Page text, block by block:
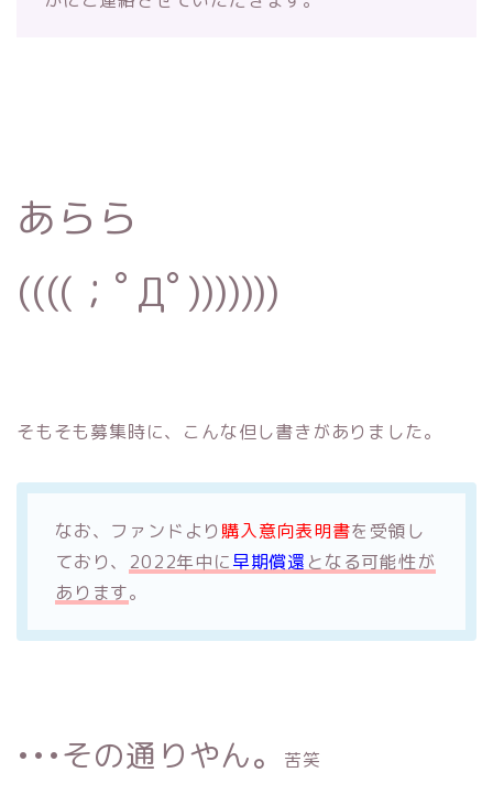
あらら
((((；ﾟДﾟ)))))))
そもそも募集時に、こんな但し書きがありました。
なお、ファンドより 購入意向表明書を受領し
ており、 2022年中に早期償還 となる可能性が
あります。
•••その通りやん。 苦笑